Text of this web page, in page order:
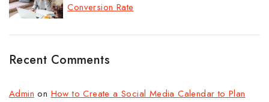
Conversion Rate
Recent Comments
Admin on How to Create a Social Media Calendar to Plan